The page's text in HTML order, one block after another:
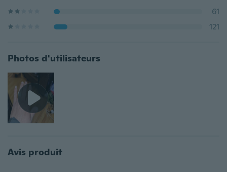
61
121
Photos d'utilisateurs
Avis produit